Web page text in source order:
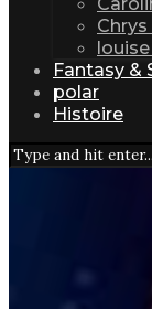
Chrys
Fantasy &
polar
Histoire